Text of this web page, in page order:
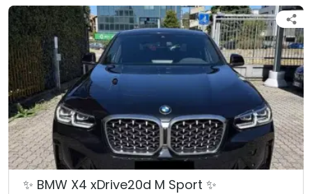
✨ BMW X4 xDrive20d M Sport ✨